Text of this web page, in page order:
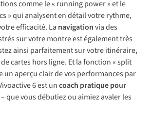
comme le « running power » et le
» qui analysent en détail votre rythme,
efficacité. La navigationvia des
sur votre montre est également très
ainsi parfaitement sur votre itinéraire,
cartes hors ligne. Et la fonction « split
un aperçu clair de vos performances par
6 est uncoach pratique pour
– que vous débutiez ou aimiez avaler les